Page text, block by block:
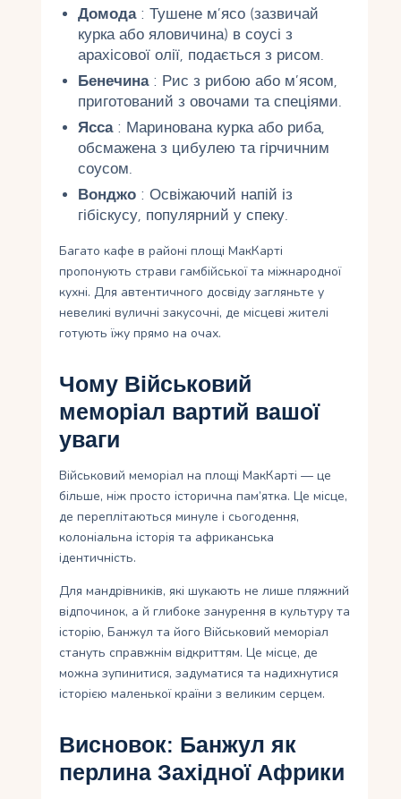
Домода: Тушене м’ясо (зазвичай
курка або яловичина) в соусі з
арахісової олії, подається з рисом.
Бенечина: Рис з рибою або м’ясом,
приготований з овочами та спеціями.
Ясса: Маринована курка або риба,
обсмажена з цибулею та гірчичним
соусом.
Вонджо: Освіжаючий напій із
гібіскусу, популярний у спеку.
Багато кафе в районі площі МакКарті
пропонують страви гамбійської та міжнародної
кухні. Для автентичного досвіду загляньте у
невеликі вуличні закусочні, де місцеві жителі
готують їжу прямо на очах.
Чому Військовий
меморіал вартий вашої
уваги
Військовий меморіал на площі МакКарті — це
більше, ніж просто історична пам’ятка. Це місце,
де переплітаються минуле і сьогодення,
колоніальна історія та африканська
ідентичність.
Для мандрівників, які шукають не лише пляжний
відпочинок, а й глибоке занурення в культуру та
історію, Банжул та його Військовий меморіал
стануть справжнім відкриттям. Це місце, де
можна зупинитися, задуматися та надихнутися
історією маленької країни з великим серцем.
Висновок: Банжул як
перлина Західної Африки